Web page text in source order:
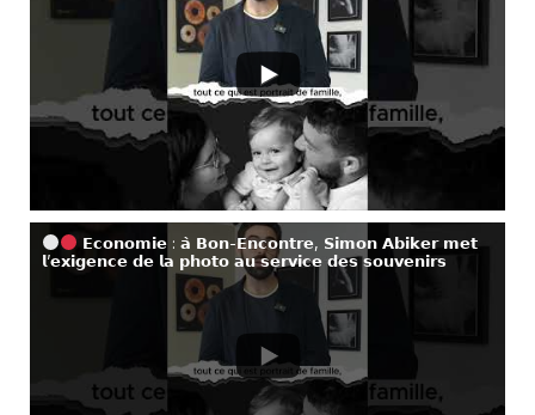
𝗘𝗰𝗼𝗻𝗼𝗺𝗶𝗲 : 𝗮̀ 𝗕𝗼𝗻-𝗘𝗻𝗰𝗼𝗻𝘁𝗿𝗲, 𝗦𝗶𝗺𝗼𝗻 𝗔𝗯𝗶𝗸𝗲𝗿 𝗺𝗲𝘁
𝗹’𝗲𝘅𝗶𝗴𝗲𝗻𝗰𝗲 𝗱𝗲 𝗹𝗮 𝗽𝗵𝗼𝘁𝗼 𝗮𝘂 𝘀𝗲𝗿𝘃𝗶𝗰𝗲 𝗱𝗲𝘀 𝘀𝗼𝘂𝘃𝗲𝗻𝗶𝗿𝘀